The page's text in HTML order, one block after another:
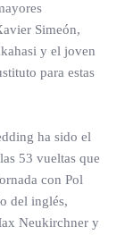
Simeón,
y el joven
para estas
ha sido el
53 vueltas que
con Pol
del inglés,
Neukirchner y